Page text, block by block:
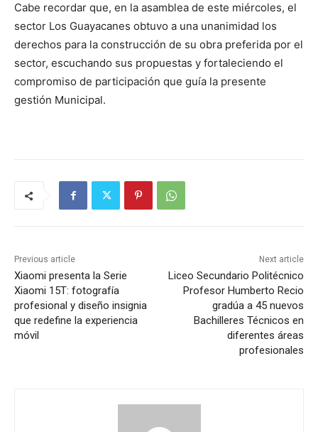
Cabe recordar que, en la asamblea de este miércoles, el
sector Los Guayacanes obtuvo a una unanimidad los
derechos para la construcción de su obra preferida por el
sector, escuchando sus propuestas y fortaleciendo el
compromiso de participación que guía la presente
gestión Municipal.
Previous article
Xiaomi presenta la Serie
Xiaomi 15T: fotografía
profesional y diseño insignia
que redefine la experiencia
móvil
Next article
Liceo Secundario Politécnico
Profesor Humberto Recio
gradúa a 45 nuevos
Bachilleres Técnicos en
diferentes áreas
profesionales